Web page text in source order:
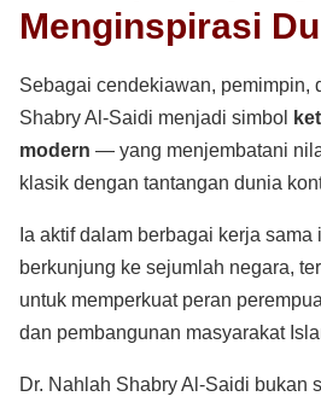
Menginspirasi
Sebagai cendekiawan, pemimpin,
Shabry Al-Saidi menjadi simbol
modern — yang menjembatani
klasik dengan tantangan dunia
Ia aktif dalam berbagai kerja
berkunjung ke sejumlah negara,
untuk memperkuat peran
dan pembangunan masyarakat
Dr. Nahlah Shabry Al-Saidi bukan